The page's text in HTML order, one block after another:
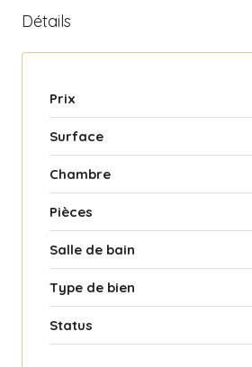
Détails
Prix
Surface
Chambre
Pièces
Salle de bain
Type de bien
Status